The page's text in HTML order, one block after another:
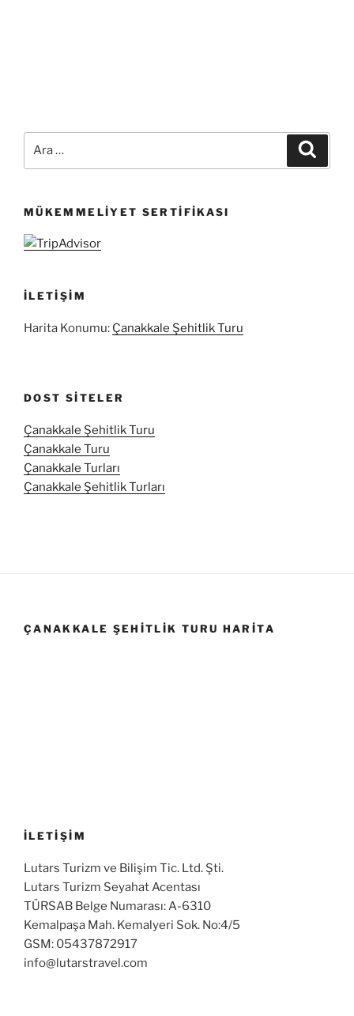
MÜKEMMELIYET SERTIFIKASI
İLETIŞIM
Harita Konumu: Çanakkale Şehitlik Turu
DOST SITELER
Çanakkale Şehitlik Turu
Çanakkale Turu
Çanakkale Turları
Çanakkale Şehitlik Turları
ÇANAKKALE ŞEHITLIK TURU HARITA
İLETİŞİM
Lutars Turizm ve Bilişim Tic. Ltd. Şti.
Lutars Turizm Seyahat Acentası
TÜRSAB Belge Numarası: A-6310
Kemalpaşa Mah. Kemalyeri Sok. No:4/5
GSM: 05437872917
info@lutarstravel.com